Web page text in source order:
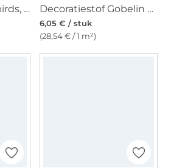
Katoen popeline birds, donkerblauw Decoratiestof Gobelin Fancy paneel Catpoleon, 46 x 46 cm
6,05 € / stuk
(28,54 € / 1 m²)